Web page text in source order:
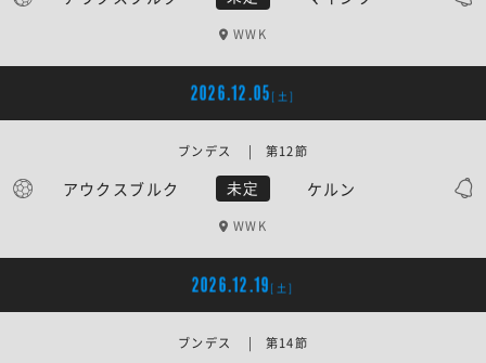
WWK
2026.12.05 [土]
アウクスブルク 未定 ケルン
ブンデス | 第12節
WWK
2026.12.19 [土]
ブンデス | 第14節